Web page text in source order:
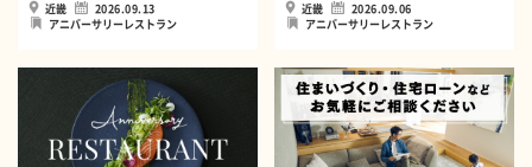
近畿
2026.09.13
アニバーサリーレストラン
近畿
2026.09.06
アニバーサリーレストラン